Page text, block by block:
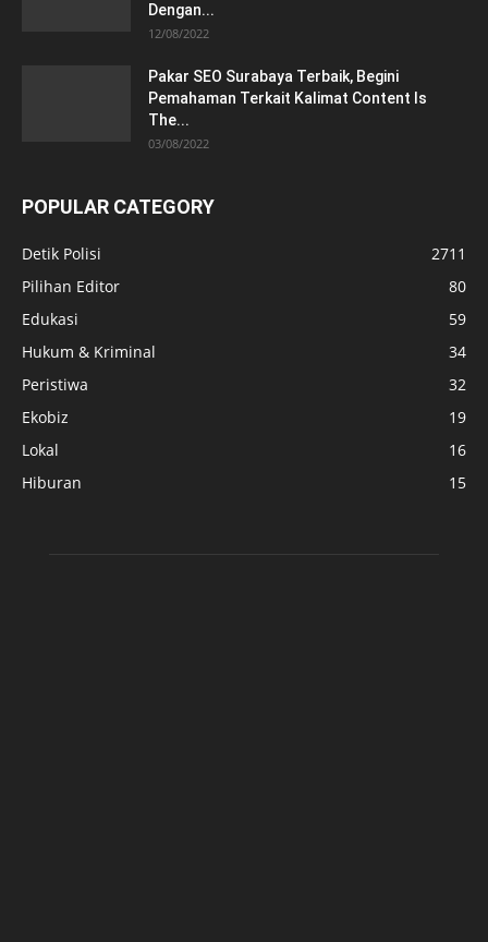
Dengan...
12/08/2022
Pakar SEO Surabaya Terbaik, Begini
Pemahaman Terkait Kalimat Content Is
The...
03/08/2022
POPULAR CATEGORY
Detik Polisi
2711
Pilihan Editor
80
Edukasi
59
Hukum & Kriminal
34
Peristiwa
32
Ekobiz
19
Lokal
16
Hiburan
15